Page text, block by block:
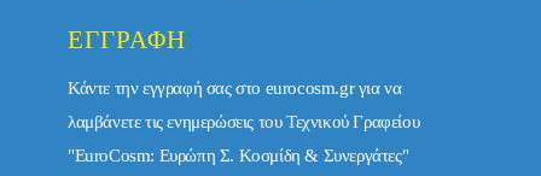
ΕΓΓΡΑΦΉ
Κάντε την εγγραφή σας στο eurocosm.gr για να
λαμβάνετε τις ενημερώσεις του Τεχνικού Γραφείου
"EuroCosm: Ευρώπη Σ. Κοσμίδη & Συνεργάτες"